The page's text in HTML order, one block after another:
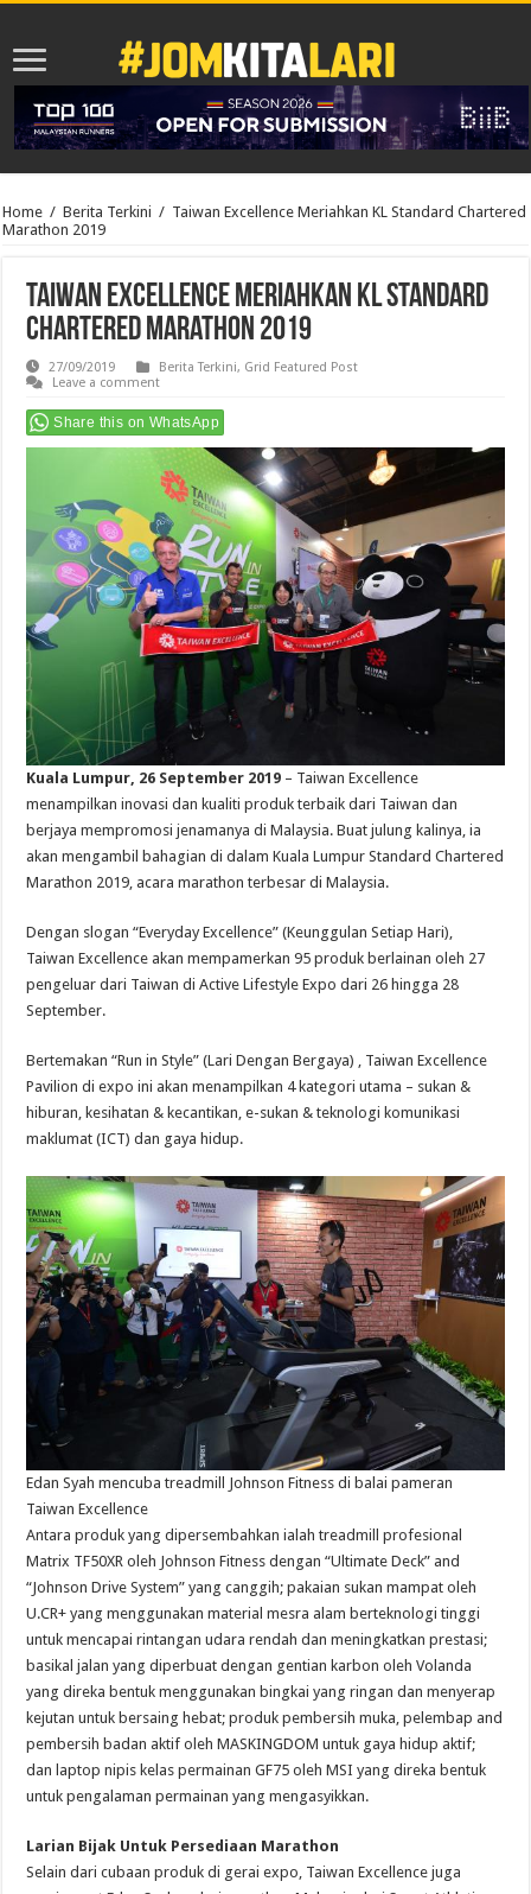
Home / Berita Terkini / Taiwan Excellence Meriahkan KL Standard Chartered
Marathon 2019
Taiwan Excellence Meriahkan KL Standard
Chartered Marathon 2019
27/09/2019 Berita Terkini, Grid Featured Post
Leave a comment
Share this on WhatsApp
Kuala Lumpur, 26 September 2019 – Taiwan Excellence
menampilkan inovasi dan kualiti produk terbaik dari Taiwan dan
berjaya mempromosi jenamanya di Malaysia. Buat julung kalinya, ia
akan mengambil bahagian di dalam Kuala Lumpur Standard Chartered
Marathon 2019, acara marathon terbesar di Malaysia.
Dengan slogan “Everyday Excellence” (Keunggulan Setiap Hari),
Taiwan Excellence akan mempamerkan 95 produk berlainan oleh 27
pengeluar dari Taiwan di Active Lifestyle Expo dari 26 hingga 28
September.
Bertemakan “Run in Style” (Lari Dengan Bergaya) , Taiwan Excellence
Pavilion di expo ini akan menampilkan 4 kategori utama – sukan &
hiburan, kesihatan & kecantikan, e-sukan & teknologi komunikasi
maklumat (ICT) dan gaya hidup.
Edan Syah mencuba treadmill Johnson Fitness di balai pameran
Taiwan Excellence
Antara produk yang dipersembahkan ialah treadmill profesional
Matrix TF50XR oleh Johnson Fitness dengan “Ultimate Deck” and
“Johnson Drive System” yang canggih; pakaian sukan mampat oleh
U.CR+ yang menggunakan material mesra alam berteknologi tinggi
untuk mencapai rintangan udara rendah dan meningkatkan prestasi;
basikal jalan yang diperbuat dengan gentian karbon oleh Volanda
yang direka bentuk menggunakan bingkai yang ringan dan menyerap
kejutan untuk bersaing hebat; produk pembersih muka, pelembap and
pembersih badan aktif oleh MASKINGDOM untuk gaya hidup aktif;
dan laptop nipis kelas permainan GF75 oleh MSI yang direka bentuk
untuk pengalaman permainan yang mengasyikkan.
Larian Bijak Untuk Persediaan Marathon
Selain dari cubaan produk di gerai expo, Taiwan Excellence juga